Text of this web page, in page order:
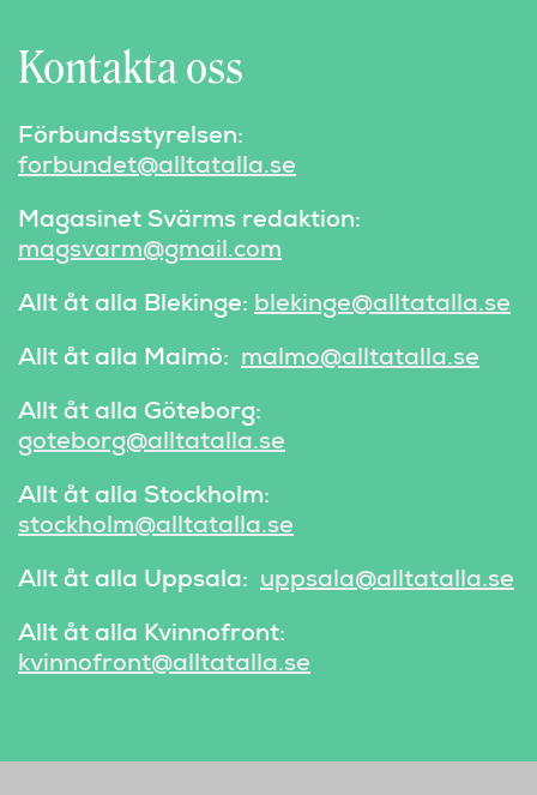
Kontakta oss
Förbundsstyrelsen:
forbundet@alltatalla.se
Magasinet Svärms redaktion:
magsvarm@gmail.com
Allt åt alla Blekinge: blekinge@alltatalla.se
Allt åt alla Malmö: malmo@alltatalla.se
Allt åt alla Göteborg:
goteborg@alltatalla.se
Allt åt alla Stockholm:
stockholm@alltatalla.se
Allt åt alla Uppsala: uppsala@alltatalla.se
Allt åt alla Kvinnofront:
kvinnofront@alltatalla.se